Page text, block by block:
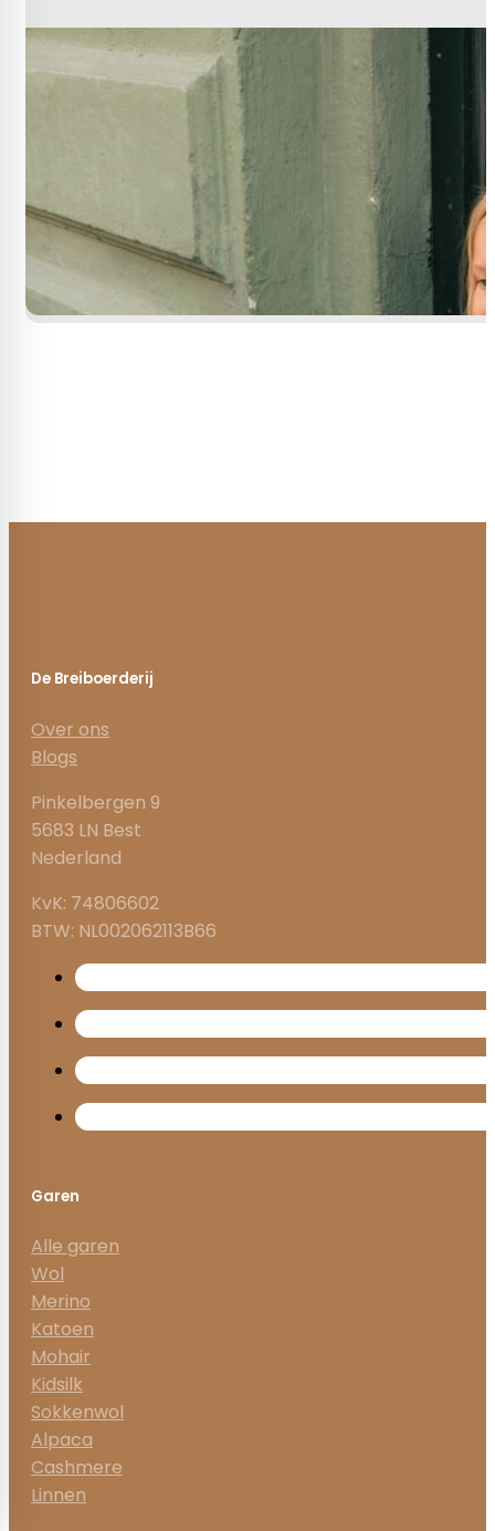
De Breiboerderij
Over ons
Blogs
Pinkelbergen 9
5683 LN Best
Nederland
KvK: 74806602
BTW: NL002062113B66
Garen
Alle garen
Wol
Merino
Katoen
Mohair
Kidsilk
Sokkenwol
Alpaca
Cashmere
Linnen